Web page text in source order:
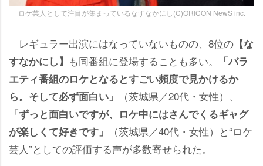
ロケ芸人として注目が集まっているなすなかにし(C)ORICON NewS inc.
レギュラー出演にはなっていないものの、8位の 【な
すなかにし】 も同番組に登場することも多い。
「バラ
エティ番組のロケとなるとすごい頻度で見かけるか
ら。そして必ず面白い」
（茨城県／20代・女性）、
「ずっと面白いですが、ロケ中にはさんでくるギャグ
が楽しくて好きです」
（茨城県／40代・女性）と“ロケ
芸人”としての評価する声が多数寄せられた。